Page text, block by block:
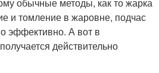
обычные методы, как то жарка
и томление в жаровне, подчас
эффективно. А вот в
действительно